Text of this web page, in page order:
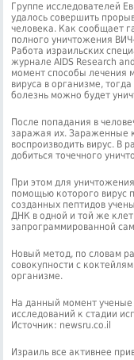
Группе исследователей
удалось совершить
человека. Как сообщает
полного уничтожения
Работа израильских
журнале AIDS Research
момент способы лечения
вируса в организме,
болезнь можно будет
После попадания в
заражая их. Зараженные
воспроизводить вирус. В
добиться точечного
При этом для
помощью которого вирус
созданных пептидов
ДНК в одной и той же
запрограммированной
Новый метод, по словам
совокупности с
организме.
На данный момент
исследований к стадии
Источник: newsru.co.il
Израиль все активнее